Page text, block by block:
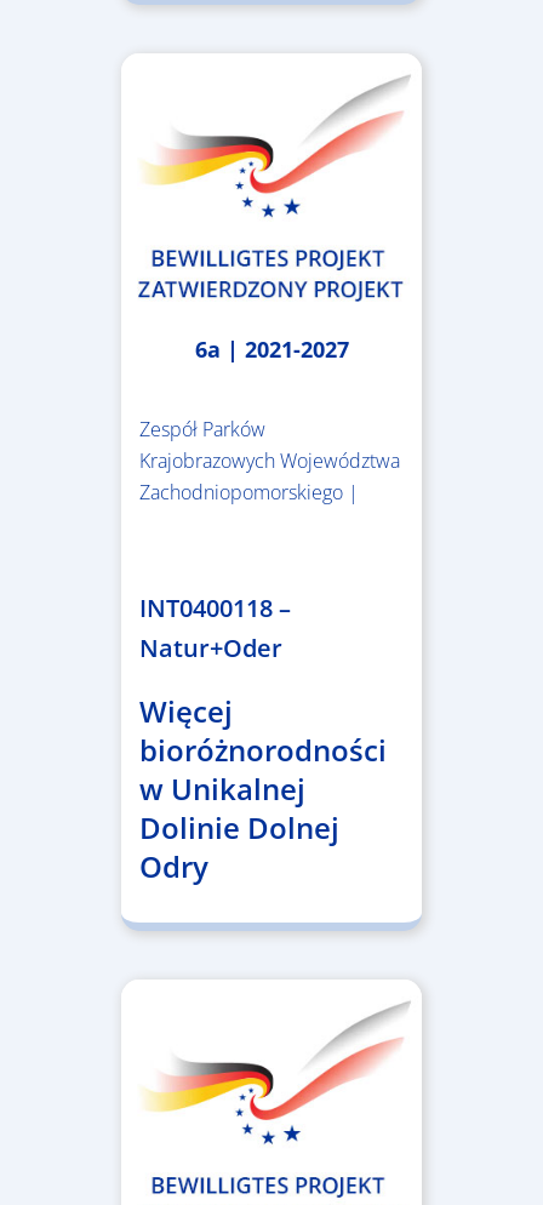
6a | 2021-2027
Zespół Parków
Krajobrazowych Województwa
Zachodniopomorskiego |
INT0400118 –
Natur+Oder
Więcej
bioróżnorodności
w Unikalnej
Dolinie Dolnej
Odry